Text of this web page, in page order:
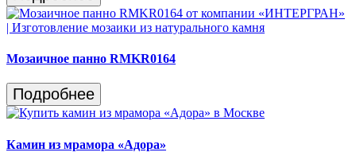
Мозаичное панно RMKR0164
Подробнее
Камин из мрамора «Адора»